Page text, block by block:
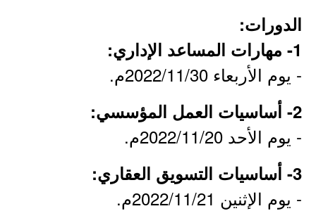
الدورات:
1- مهارات المساعد الإداري:
- يوم الأربعاء 2022/11/30م.
2- أساسيات العمل المؤسسي:
- يوم الأحد 2022/11/20م.
3- أساسيات التسويق العقاري:
- يوم الإثنين 2022/11/21م.